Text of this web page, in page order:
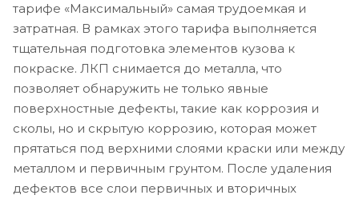
тарифе «Максимальный» самая трудоемкая и
затратная. В рамках этого тарифа выполняется
тщательная подготовка элементов кузова к
покраске. ЛКП снимается до металла, что
позволяет обнаружить не только явные
поверхностные дефекты, такие как коррозия и
сколы, но и скрытую коррозию, которая может
прятаться под верхними слоями краски или между
металлом и первичным грунтом. После удаления
дефектов все слои первичных и вторичных